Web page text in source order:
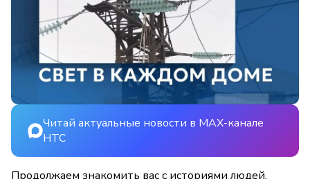
Читай актуальные новости в MAX-канале
НТС
Продолжаем знакомить вас с историями людей,